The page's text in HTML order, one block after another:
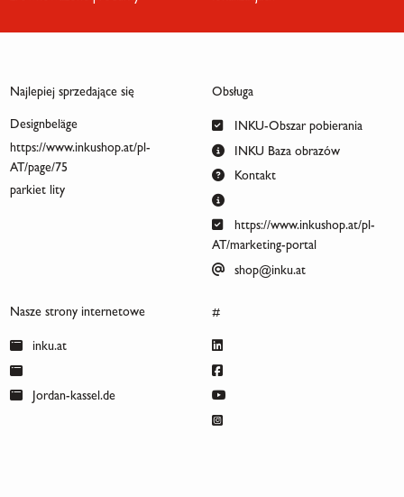
Najlepiej sprzedające się
Designbeläge
https://www.inkushop.at/pl-
AT/page/75
parkiet lity
Obsługa
INKU-Obszar pobierania
INKU Baza obrazów
Kontakt
https://www.inkushop.at/pl-
AT/marketing-portal
shop@inku.at
Nasze strony internetowe
inku.at
Jordan-kassel.de
#